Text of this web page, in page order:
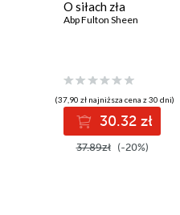
O siłach zła
Abp Fulton Sheen
(37,90 zł najniższa cena z 30 dni)
30.32 zł
37.89zł (-20%)